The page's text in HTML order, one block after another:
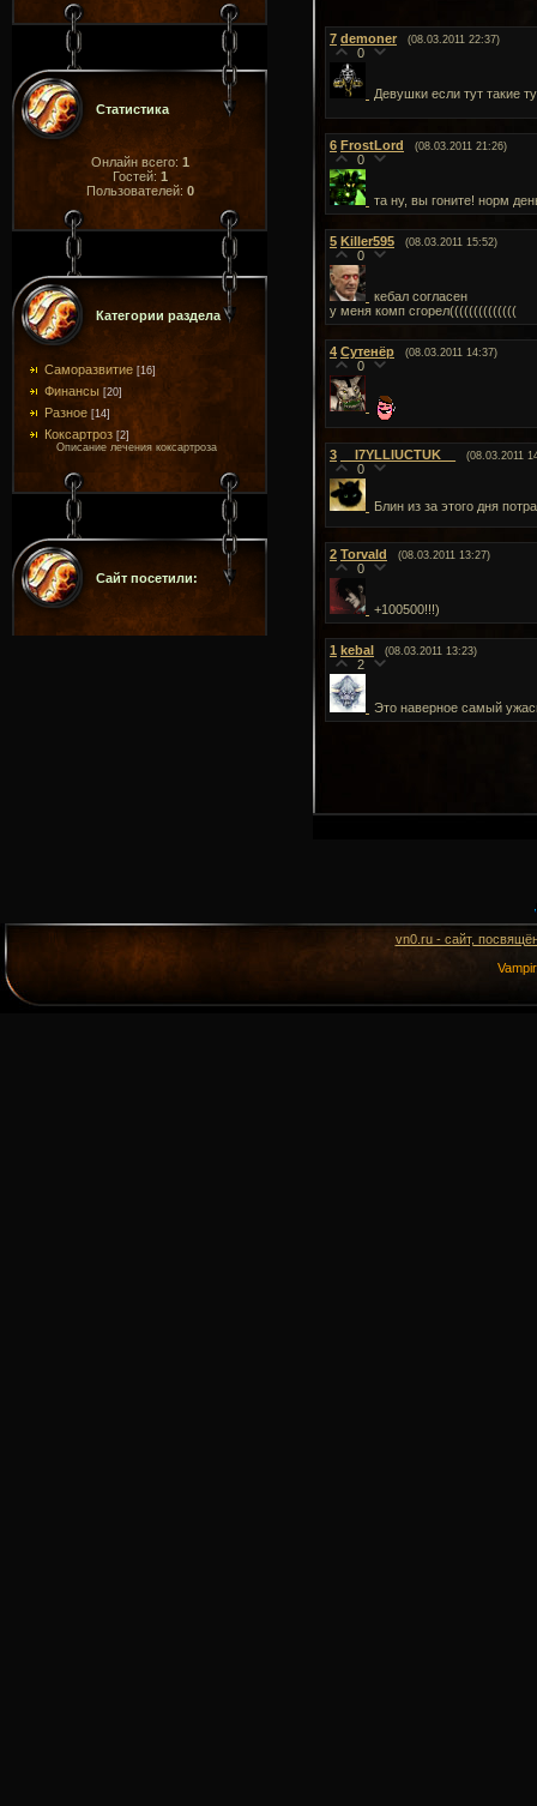
Статистика
Онлайн всего: 1
Гостей: 1
Пользователей: 0
Категории раздела
Саморазвитие [16]
Финансы [20]
Разное [14]
Коксартроз [2]
Описание лечения коксартроза
Сайт посетили:
7 demoner (08.03.2011 22:37)
0
Девушки если тут такие
6 FrostLord (08.03.2011 21:26)
0
та ну, вы гоните! норм
5 Killer595 (08.03.2011 15:52)
0
кебал согласен
у меня комп сгорел((((((((((((((
4 Сутенёр (08.03.2011 14:37)
0
3 __I7YLLIUCTUK__ (08.03.2011
0
Блин из за этого дня
2 Torvald (08.03.2011 13:27)
0
+100500!!!)
1 kebal (08.03.2011 13:23)
2
Это наверное самый
vn0.ru - сайт,